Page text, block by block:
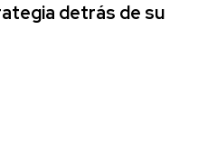
detrás de su